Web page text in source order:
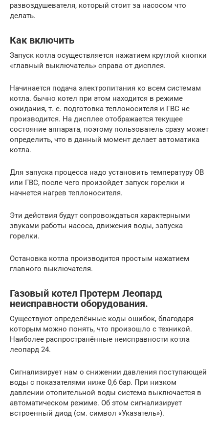
развоздушевателя, который стоит за насосом что
делать.
Как включить
Запуск котла осуществляется нажатием круглой кнопки
«главный выключатель» справа от дисплея.
Начинается подача электропитания ко всем системам
котла. бычно котел при этом находится в режиме
ожидания, т. е. подготовка теплоносителя и ГВС не
производится. На дисплее отображается текущее
состояние аппарата, поэтому пользователь сразу может
определить, что в данный момент делает автоматика
котла.
Для запуска процесса надо установить температуру ОВ
или ГВС, после чего произойдет запуск горелки и
начнется нагрев теплоносителя.
Эти действия будут сопровождаться характерными
звуками работы насоса, движения воды, запуска
горелки.
Остановка котла производится простым нажатием
главного выключателя.
Газовый котел Протерм Леопард
неисправности оборудования.
Существуют определённые коды ошибок, благодаря
которым можно понять, что произошло с техникой.
Наиболее распространённые неисправности котла
леопард 24.
Сигнализирует нам о снижении давления поступающей
воды с показателями ниже 0,6 бар. При низком
давлении отопительной воды система выключается в
автоматическом режиме. Об этом сигнализирует
встроенный диод (см. символ «Указатель»).